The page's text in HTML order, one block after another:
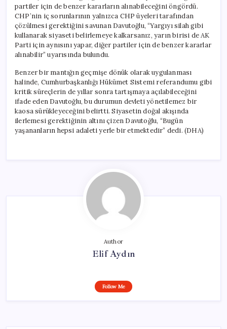
partiler için de benzer kararların alınabileceğini öngördü.
CHP’nin iç sorunlarının yalnızca CHP üyeleri tarafından
çözülmesi gerektiğini savunan Davutoğlu, “Yargıyı silah gibi
kullanarak siyaseti belirlemeye kalkarsanız, yarın birisi de AK
Parti için aynısını yapar, diğer partiler için de benzer kararlar
alınabilir” uyarısında bulundu.
Benzer bir mantığın geçmişe dönük olarak uygulanması
halinde, Cumhurbaşkanlığı Hükümet Sistemi referandumu gibi
kritik süreçlerin de yıllar sonra tartışmaya açılabileceğini
ifade eden Davutoğlu, bu durumun devleti yönetilemez bir
kaosa sürükleyeceğini belirtti. Siyasetin doğal akışında
ilerlemesi gerektiğinin altını çizen Davutoğlu, “Bugün
yaşananların hepsi adaleti yerle bir etmektedir” dedi. (DHA)
Author
Elif Aydın
Follow Me